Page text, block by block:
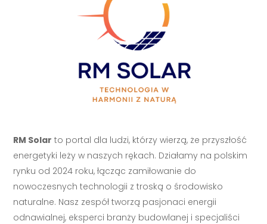
RM Solar to portal dla ludzi, którzy wierzą, że przyszłość
energetyki leży w naszych rękach. Działamy na polskim
rynku od 2024 roku, łącząc zamiłowanie do
nowoczesnych technologii z troską o środowisko
naturalne. Nasz zespół tworzą pasjonaci energii
odnawialnej, eksperci branży budowlanej i specjaliści